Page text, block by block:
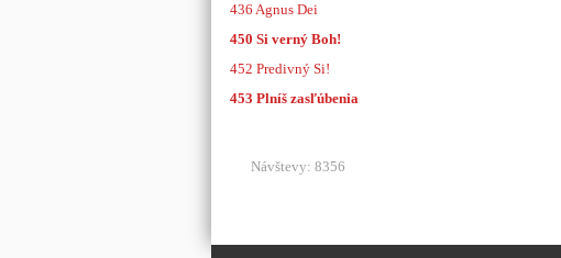
436 Agnus Dei
450 Si verný Boh!
452 Predivný Si!
453 Plníš zasľúbenia
Návštevy: 8356